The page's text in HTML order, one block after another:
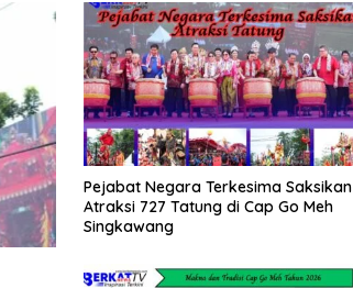
Pejabat Negara Terkesima Saksikan
Atraksi 727 Tatung di Cap Go Meh
Singkawang